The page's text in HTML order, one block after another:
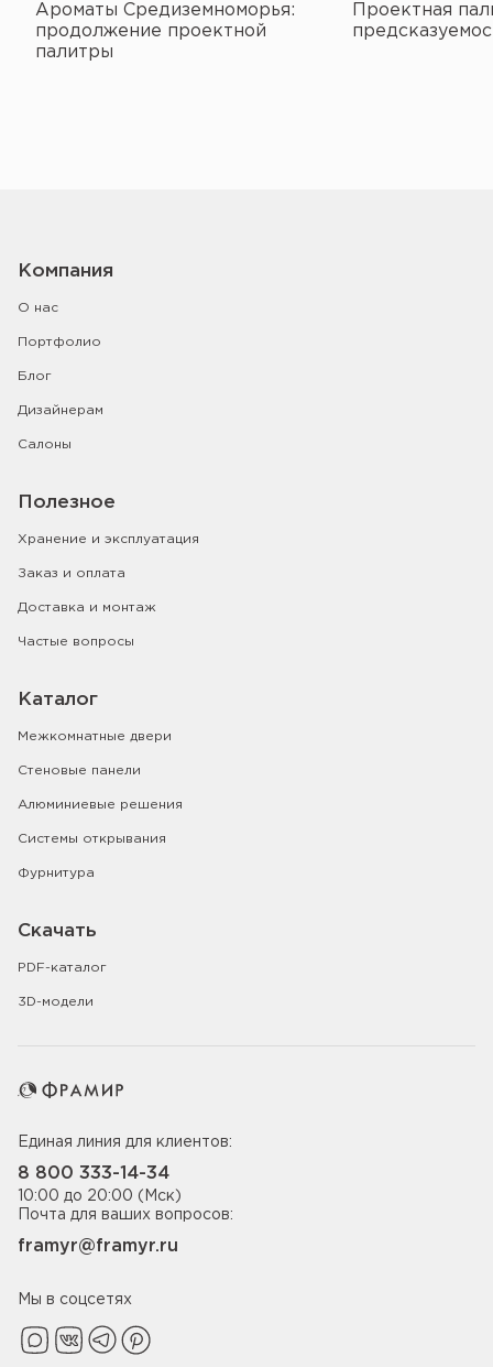
Ароматы Средиземноморья:
продолжение проектной
палитры
Проектная
Компания
О нас
Портфолио
Блог
Дизайнерам
Салоны
Полезное
Хранение и эксплуатация
Заказ и оплата
Доставка и монтаж
Частые вопросы
Каталог
Межкомнатные двери
Стеновые панели
Алюминиевые решения
Системы открывания
Фурнитура
Скачать
PDF-каталог
3D-модели
Единая линия для клиентов:
8 800 333-14-34
10:00 до 20:00 (Мск)
Почта для ваших вопросов:
framyr@framyr.ru
Мы в соцсетях